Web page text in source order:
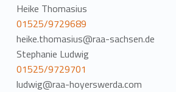
Heike Thomasius
01525/9729689
heike.thomasius@raa-sachsen.de
Stephanie Ludwig
01525/9729701
ludwig@raa-hoyerswerda.com